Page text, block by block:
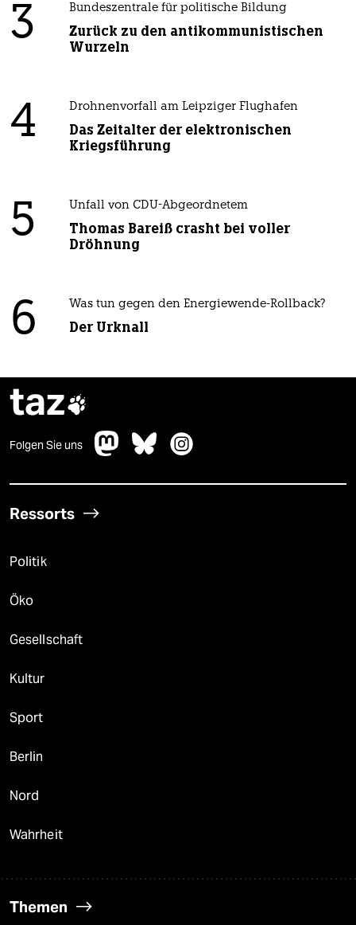
3 Bundeszentrale für politische Bildung
Zurück zu den antikommunistischen
Wurzeln
4 Drohnenvorfall am Leipziger Flughafen
Das Zeitalter der elektronischen
Kriegsführung
5 Unfall von CDU-Abgeordnetem
Thomas Bareiß crasht bei voller
Dröhnung
6 Was tun gegen den Energiewende-Rollback?
Der Urknall
taz
Folgen Sie uns
Ressorts
Politik
Öko
Gesellschaft
Kultur
Sport
Berlin
Nord
Wahrheit
Themen